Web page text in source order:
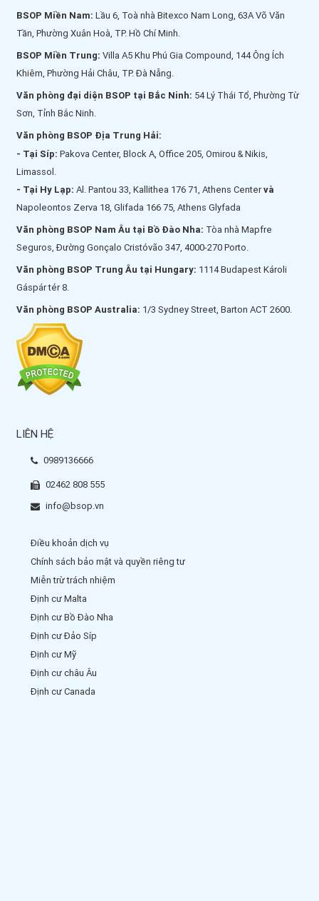
BSOP Miền Nam: Lầu 6, Toà nhà Bitexco Nam Long, 63A Võ Văn
Tần, Phường Xuân Hoà, TP. Hồ Chí Minh.
BSOP Miền Trung: Villa A5 Khu Phú Gia Compound, 144 Ông Ích
Khiêm, Phường Hải Châu, TP. Đà Nẵng.
Văn phòng đại diện BSOP tại Bắc Ninh: 54 Lý Thái Tổ, Phường Từ
Sơn, Tỉnh Bắc Ninh.
Văn phòng BSOP Địa Trung Hải:
- Tại Síp: Pakova Center, Block A, Office 205, Omirou & Nikis,
Limassol.
- Tại Hy Lạp: Al. Pantou 33, Kallithea 176 71, Athens Centervà
Napoleontos Zerva 18, Glifada 166 75, Athens Glyfada
Văn phòng BSOP Nam Âu tại Bồ Đào Nha: Tòa nhà Mapfre
Seguros, Đường Gonçalo Cristóvão 347, 4000-270 Porto.
Văn phòng BSOP Trung Âu tại Hungary: 1114 Budapest Károli
Gáspár tér 8.
Văn phòng BSOP Australia: 1/3 Sydney Street, Barton ACT 2600.
LIÊN HỆ
0989136666
02462 808 555
info@bsop.vn
Điều khoản dịch vụ
Chính sách bảo mật và quyền riêng tư
Miễn trừ trách nhiệm
Định cư Malta
Định cư Bồ Đào Nha
Định cư Đảo Síp
Định cư Mỹ
Định cư châu Âu
Định cư Canada